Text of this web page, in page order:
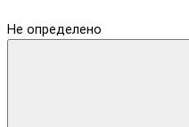
Не определено